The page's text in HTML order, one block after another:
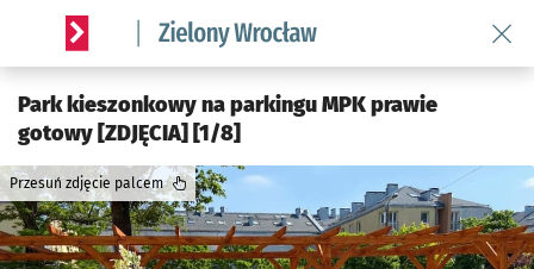
Serwis informacyjny wroclaw.pl podserwis: Środowisko we
Park kieszonkowy na parkingu MPK prawie
gotowy [ZDJĘCIA] [1/8]
Przesuń zdjęcie palcem